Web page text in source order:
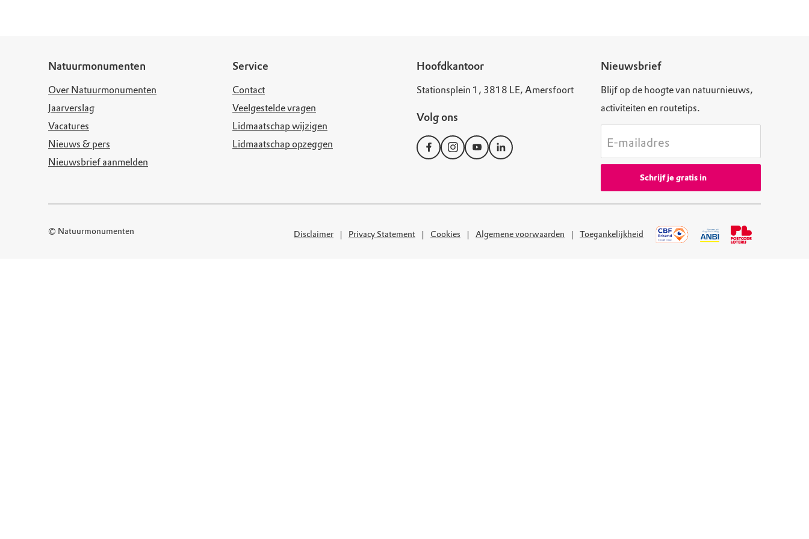
Natuurmonumenten
Over Natuurmonumenten
Jaarverslag
Vacatures
Nieuws & pers
Nieuwsbrief aanmelden
Service
Contact
Veelgestelde vragen
Lidmaatschap wijzigen
Lidmaatschap opzeggen
Hoofdkantoor
Stationsplein 1, 3818 LE, Amersfoort
Volg ons
Nieuwsbrief
Blijf op de hoogte van natuurnieuws,
activiteiten en routetips.
E-mailadres
Schrijf je gratis in
© Natuurmonumenten Disclaimer Privacy Statement Cookies Algemene voorwaarden Toegankelijkheid